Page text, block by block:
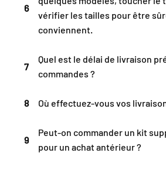
6
vérifier les tailles pour être
conviennent.
7
Quel est le délai de livraison
commandes ?
8 Où effectuez-vous vos
9
Peut-on commander un kit
pour un achat antérieur ?